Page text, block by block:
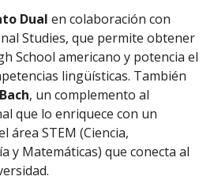
Dual en colaboración con
Studies, que permite obtener
School americano y potencia el
lingüísticas. También
, un complemento al
que lo enriquece con un
área STEM (Ciencia,
y Matemáticas) que conecta al